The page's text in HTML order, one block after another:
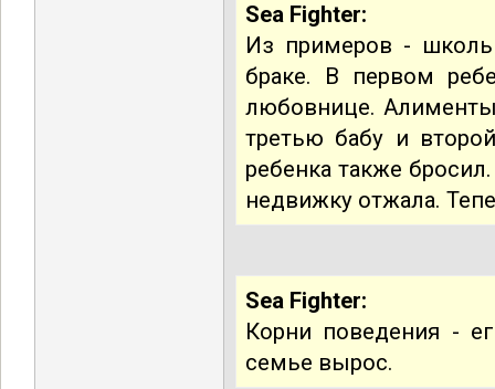
Sea Fighter:
Из примеров -
браке. В первом
любовнице.
третью бабу и
ребенка также
недвижку отжала.
Sea Fighter:
Корни поведения -
семье вырос.